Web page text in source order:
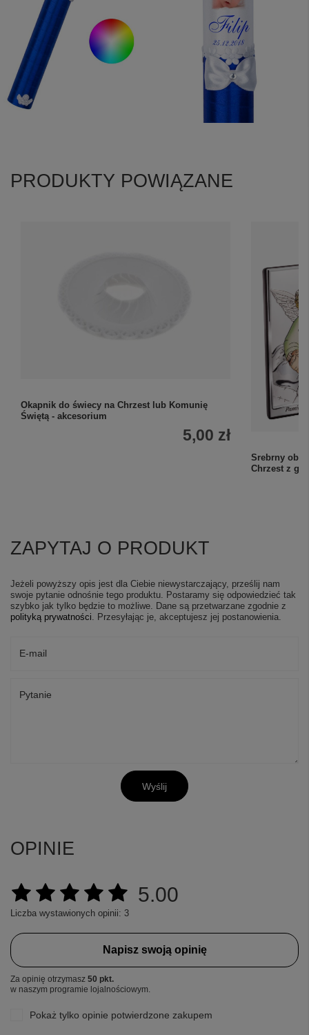
PRODUKTY POWIĄZANE
Okapnik do świecy na Chrzest lub Komunię
Świętą - akcesorium
5,00 zł
Srebrny
Chrzest z
ZAPYTAJ O PRODUKT
Jeżeli powyższy opis jest dla Ciebie niewystarczający, prześlij nam
swoje pytanie odnośnie tego produktu. Postaramy się odpowiedzieć tak
szybko jak tylko będzie to możliwe. Dane są przetwarzane zgodnie z
polityką prywatności. Przesyłając je, akceptujesz jej postanowienia.
E-mail
Pytanie
Wyślij
OPINIE
5.00
Liczba wystawionych opinii: 3
Napisz swoją opinię
Za opinię otrzymasz 50 pkt.
w naszym programie lojalnościowym.
Pokaż tylko opinie potwierdzone zakupem